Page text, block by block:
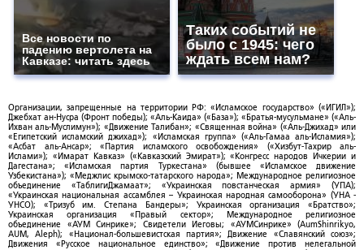
Все новости по
падению вертолета на
Кавказе: читать здесь
Таких событий не
было с 1945: чего
ждать всем нам?
Организации, запрещенные на территории РФ: «Исламское государство» («ИГИЛ»);
Джебхат ан-Нусра (Фронт победы); «Аль-Каида» («База»); «Братья-мусульмане» («Аль-
Ихван аль-Муслимун»); «Движение Талибан»; «Священная война» («Аль-Джихад» или
«Египетский исламский джихад»); «Исламская группа» («Аль-Гамаа аль-Исламия»);
«Асбат аль-Ансар»; «Партия исламского освобождения» («Хизбут-Тахрир аль-
Ислами»); «Имарат Кавказ» («Кавказский Эмират»); «Конгресс народов Ичкерии и
Дагестана»; «Исламская партия Туркестана» (бывшее «Исламское движение
Узбекистана»); «Меджлис крымско-татарского народа»; Международное религиозное
объединение «ТаблигиДжамаат»; «Украинская повстанческая армия» (УПА);
«Украинская национальная ассамблея – Украинская народная самооборона» (УНА -
УНСО); «Тризуб им. Степана Бандеры»; Украинская организация «Братство»;
Украинская организация «Правый сектор»; Международное религиозное
объединение «АУМ Синрике»; Свидетели Иеговы; «АУМСинрике» (AumShinrikyo,
AUM, Aleph); «Национал-большевистская партия»; Движение «Славянский союз»;
Движения «Русское национальное единство»; «Движение против нелегальной